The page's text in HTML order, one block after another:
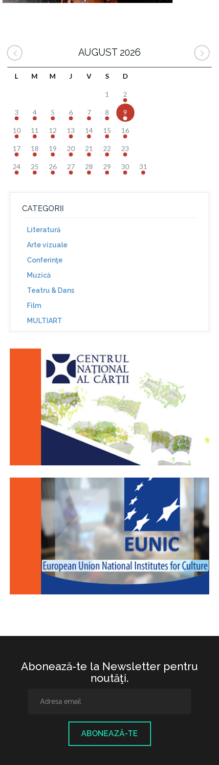
AUGUST 2026
L M M J V S D
1 2
3 4 5 6 7 8 9
10 11 12 13 14 15 16
17 18 19 20 21 22 23
24 25 26 27 28 29 30 31
CATEGORII
Literatură
Arte vizuale
Conferinţe
Muzică
Teatru & Dans
Film
MULTIART
Abonează-te la Newsletter pentru
noutăţi.
ABONEAZĂ-TE